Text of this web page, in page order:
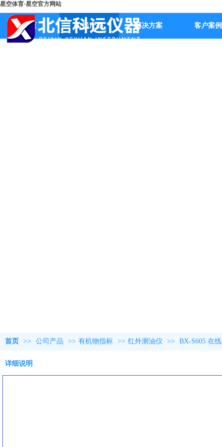
星空体育·星空官方网站
首页 公司产品 解决方案 客户案例
首页 >> 公司产品 >> 有机物指标 >> 红外测油仪 >> BX-S605 在
详细说明